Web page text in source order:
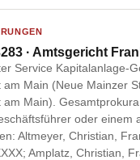
· Amtsgericht
Service Kapitalanlage-
am Main (Neue Mainzer
am Main).
oder einem
Altmeyer, Christian,
Amplatz, Christian,